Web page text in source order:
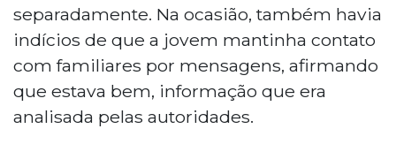
separadamente. Na ocasião, também havia
indícios de que a jovem mantinha contato
com familiares por mensagens, afirmando
que estava bem, informação que era
analisada pelas autoridades.